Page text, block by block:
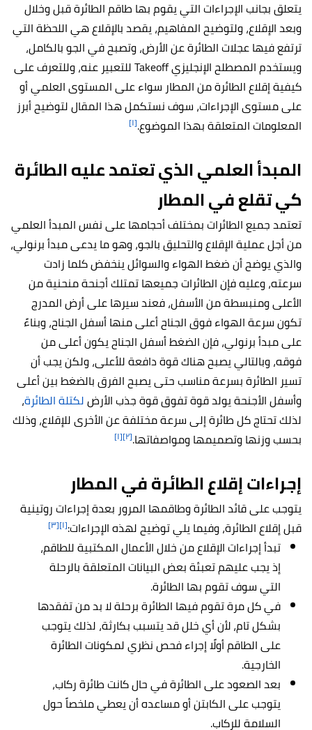
يتعلق بجانب الإجراءات التي يقوم بها طاقم الطائرة قبل وخلال
وبعد الإقلاع، ولتوضيح المفاهيم، يقصد بالإقلاع هي اللحظة التي
ترتفع فيها عجلات الطائرة عن الأرض، وتصبح في الجو بالكامل،
ويستخدم المصطلح الإنجليزي Takeoff للتعبير عنه، وللتعرف على
كيفية إقلاع الطائرة من المطار سواء على المستوى العلمي أو
على مستوى الإجراءات، سوف نستكمل هذا المقال لتوضيح أبرز
المعلومات المتعلقة بهذا الموضوع.[١]
المبدأ العلمي الذي تعتمد عليه الطائرة
كي تقلع في المطار
تعتمد جميع الطائرات بمختلف أحجامها على نفس المبدأ العلمي
من أجل عملية الإقلاع والتحليق بالجو، وهو ما يدعى مبدأ برنولي،
والذي يوضح أن ضغط الهواء والسوائل ينخفض كلما زادت
سرعته، وعليه فإن الطائرات جميعها تمتلك أجنحة منحنية من
الأعلى ومنبسطة من الأسفل، فعند سيرها على أرض المدرج
تكون سرعة الهواء فوق الجناح أعلى منها أسفل الجناح، وبناءً
على مبدأ برنولي، فإن الضغط أسفل الجناح يكون أعلى من
فوقه، وبالتالي يصبح هناك قوة دافعة للأعلى، ولكن يجب أن
تسير الطائرة بسرعة مناسب حتى يصبح الفرق بالضغط بين أعلى
وأسفل الأجنحة يولد قوة تفوق قوة جذب الأرضلكتلة الطائرة،
لذلك تحتاج كل طائرة إلى سرعة مختلفة عن الأخرى للإقلاع، وذلك
بحسب وزنها وتصميمها ومواصفاتها.[٢] [١]
إجراءات إقلاع الطائرة في المطار
يتوجب على قائد الطائرة وطاقمها المرور بعدة إجراءات روتينية
قبل إقلاع الطائرة، وفيما يلي توضيح لهذه الإجراءات:[١] [٣]
تبدأ إجراءات الإقلاع من خلال الأعمال المكتبية للطاقم،
إذ يجب عليهم تعبئة بعض البيانات المتعلقة بالرحلة
التي سوف تقوم بها الطائرة.
في كل مرة تقوم فيها الطائرة برحلة لا بد من تفقدها
بشكل تام، لأن أي خلل قد يتسبب بكارثة، لذلك يتوجب
على الطاقم أولًا إجراء فحص نظري لمكونات الطائرة
الخارجية.
بعد الصعود على الطائرة في حال كانت طائرة ركاب،
يتوجب على الكابتن أو مساعده أن يعطي ملخصاً حول
السلامة للركاب.